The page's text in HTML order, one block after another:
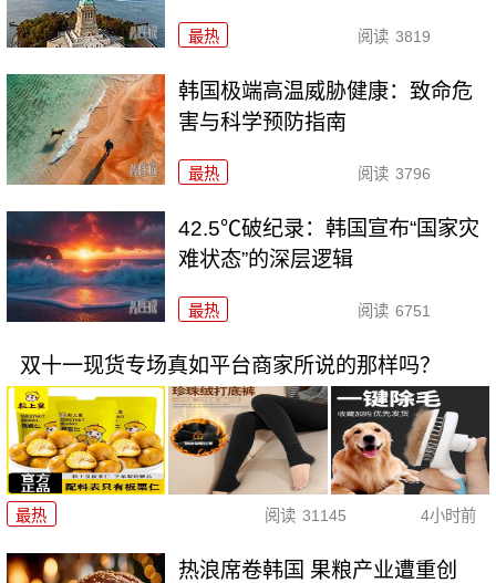
最热 阅读 3819
韩国极端高温威胁健康：致命危
害与科学预防指南
最热 阅读 3796
42.5℃破纪录：韩国宣布“国家灾
难状态”的深层逻辑
最热 阅读 6751
双十一现货专场真如平台商家所说的那样吗？
最热 阅读 31145 4小时前
热浪席卷韩国 果粮产业遭重创